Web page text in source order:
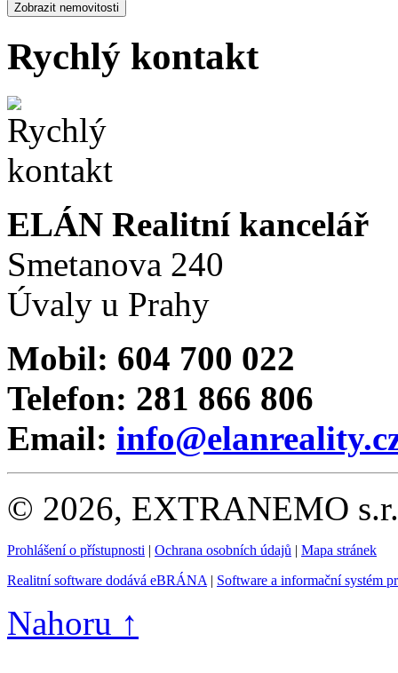
Rychlý kontakt
ELÁN Realitní kancelář
Smetanova 240
Úvaly u Prahy
Mobil: 604 700 022
Telefon: 281 866 806
Email:
© 2026, EXTRANEMO
Prohlášení o přístupnosti | Ochrana osobních údajů | Mapa stránek
Realitní software dodává eBRÁNA | Software a informační systém
Nahoru ↑